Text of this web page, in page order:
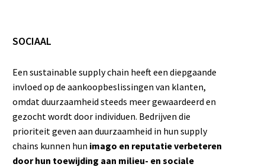
SOCIAAL
Een sustainable supply chain heeft een diepgaande
invloed op de aankoopbeslissingen van klanten,
omdat duurzaamheid steeds meer gewaardeerd en
gezocht wordt door individuen. Bedrijven die
prioriteit geven aan duurzaamheid in hun supply
chains kunnen hun imago en reputatie verbeteren
door hun toewijding aan milieu- en sociale